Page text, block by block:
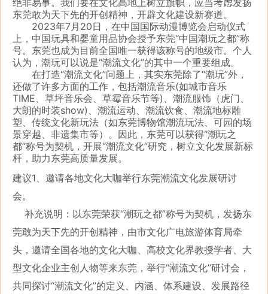
东莞敢为天下先的开创精神，开辟文化建设新赛道。
2023年7月20日，在中国国际动漫博览会启动仪式
上，中国玩具和婴童用品协会授予东莞“中国潮玩之都”称
号。东莞也成为目前全国唯一获得该称号的地级市。个人
认为，潮玩可以说是“潮流文化”的其中一个重要组成。
在打造“潮流文化”问题上，其实东莞除了“潮玩”外，
还做了许多方面的工作，包括潮流音乐(如城市音乐
TIME、草坪音乐会、草霉音乐节等)、潮流服饰（虎门、
大朗的时装show)、潮流运动、潮流饮食、潮流地标雕
塑、传统文化新玩法（如东莞博物馆潮流玩法、可园的场
景穿越、非遗集市等）。因此，东莞可以获得“潮玩之
都”称号为契机，开展“潮流文化”研究，树立文化发展新标
杆，助力东莞高质量发展。
建议1、邀请各地文化大咖举行东莞潮流文化发展研讨
会。
补充说明：以东莞荣获“潮玩之都”称号为契机，发扬东
莞敢为天下先的开创精神，由市文化广电旅游体育局牵
头，邀请全国各地的文化大咖、高校文化界教授学者、大
型文化企业主创人物等来东莞，举行“潮流文化”研讨会，
共同探讨“潮流文化”的定义、内涵、体系建设、发展路径